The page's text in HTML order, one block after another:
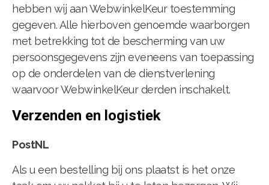
hebben wij aan WebwinkelKeur toestemming
gegeven. Alle hierboven genoemde waarborgen
met betrekking tot de bescherming van uw
persoonsgegevens zijn eveneens van toepassing
op de onderdelen van de dienstverlening
waarvoor WebwinkelKeur derden inschakelt.
Verzenden en logistiek
PostNL
Als u een bestelling bij ons plaatst is het onze